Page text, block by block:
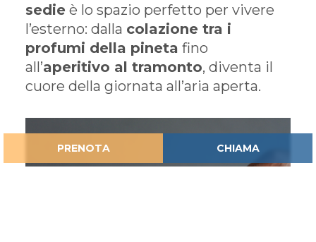
sedie è lo spazio perfetto per vivere
l’esterno: dalla colazione tra i
profumi della pineta fino
all’aperitivo al tramonto, diventa il
cuore della giornata all’aria aperta.
PRENOTA CHIAMA